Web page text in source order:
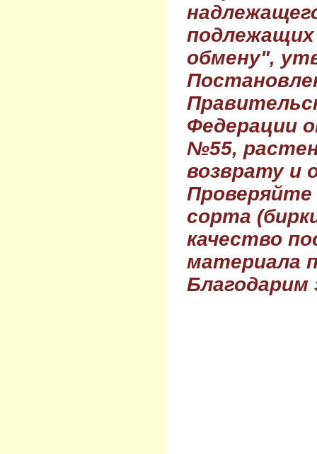
обмену",
Федерации
№55,
возврату и
Проверяйте
сорта
качество
материала
Благодарим